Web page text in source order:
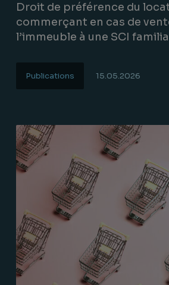
Droit de préférence du
commerçant en cas de
l’immeuble à une SCI
Publications 15.05.2026